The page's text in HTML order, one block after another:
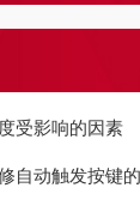
受影响的因素
自动触发按键